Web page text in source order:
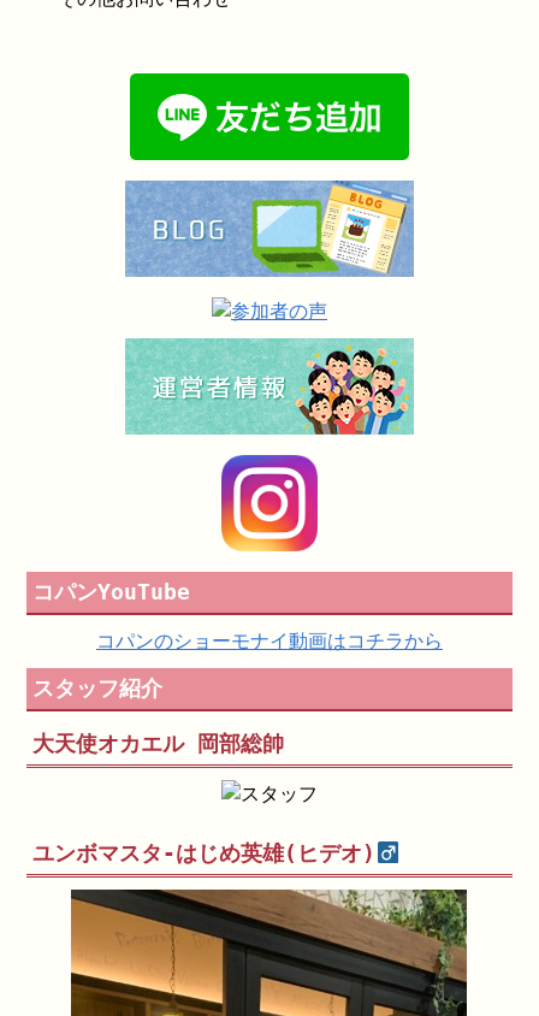
コパンYouTube
コパンのショーモナイ動画はコチラから
スタッフ紹介
大天使オカエル 岡部総帥
ユンボマスタ-はじめ英雄(ヒデオ)